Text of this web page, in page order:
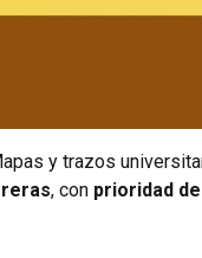
y trazos
, con prioridad